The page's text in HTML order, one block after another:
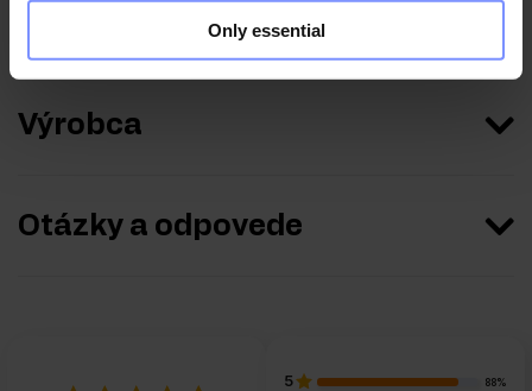
Only essential
Výrobca
Otázky a odpovede
5 88%